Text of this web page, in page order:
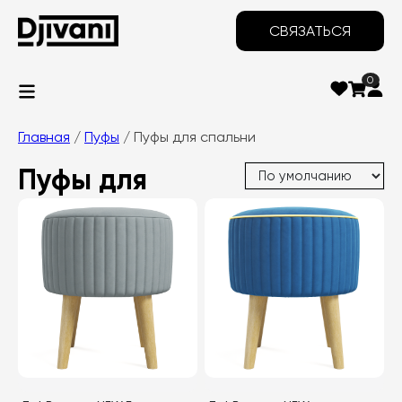
СВЯЗАТЬСЯ
0
Главная / Пуфы / Пуфы для спальни
Пуфы для
спальни